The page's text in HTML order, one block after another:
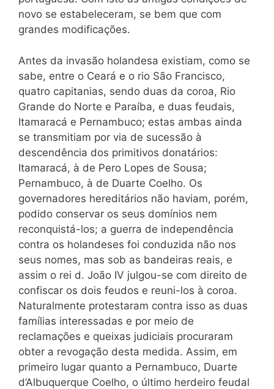
novo se estabeleceram, se bem que com
grandes modificações.
Antes da invasão holandesa existiam, como se
sabe, entre o Ceará e o rio São Francisco,
quatro capitanias, sendo duas da coroa, Rio
Grande do Norte e Paraíba, e duas feudais,
Itamaracá e Pernambuco; estas ambas ainda
se transmitiam por via de sucessão à
descendência dos primitivos donatários:
Itamaracá, à de Pero Lopes de Sousa;
Pernambuco, à de Duarte Coelho. Os
governadores hereditários não haviam, porém,
podido conservar os seus domínios nem
reconquistá-los; a guerra de independência
contra os holandeses foi conduzida não nos
seus nomes, mas sob as bandeiras reais, e
assim o rei d. João IV julgou-se com direito de
confiscar os dois feudos e reuni-los à coroa.
Naturalmente protestaram contra isso as duas
famílias interessadas e por meio de
reclamações e queixas judiciais procuraram
obter a revogação desta medida. Assim, em
primeiro lugar quanto a Pernambuco, Duarte
d’Albuquerque Coelho, o último herdeiro feudal